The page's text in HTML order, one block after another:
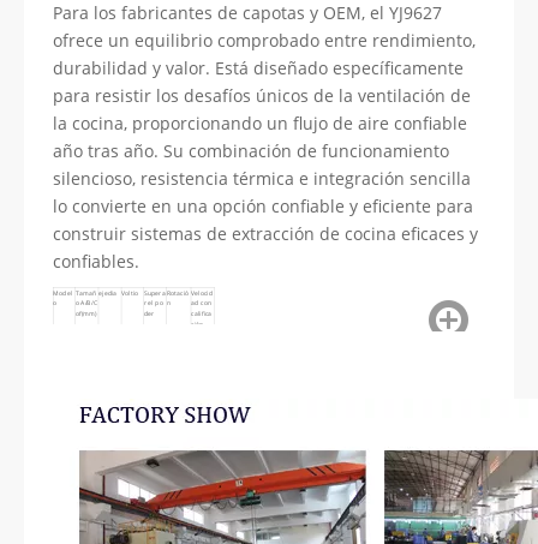
Para los fabricantes de capotas y OEM, el YJ9627
ofrece un equilibrio comprobado entre rendimiento,
durabilidad y valor. Está diseñado específicamente
para resistir los desafíos únicos de la ventilación de
la cocina, proporcionando un flujo de aire confiable
año tras año. Su combinación de funcionamiento
silencioso, resistencia térmica e integración sencilla
lo convierte en una opción confiable y eficiente para
construir sistemas de extracción de cocina eficaces y
confiables.
Model
o
Tamañ
o A/B/C
of(mm)
ejedia Voltio Supera
r el po
der
Rotació
n
Velocid
ad con
califica
ción